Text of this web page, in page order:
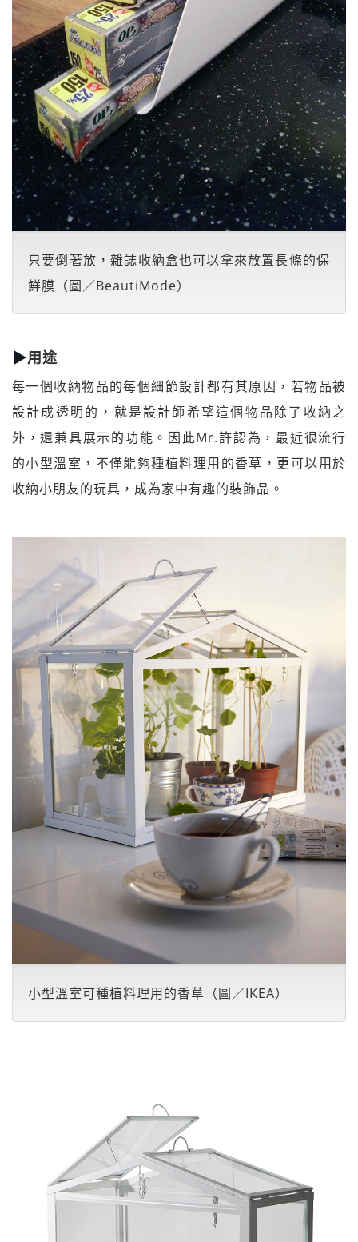
只要倒著放，雜誌收納盒也可以拿來放置長條的保
鮮膜（圖／BeautiMode）
▶用途
每一個收納物品的每個細節設計都有其原因，若物品被
設計成透明的，就是設計師希望這個物品除了收納之
外，還兼具展示的功能。因此Mr.許認為，最近很流行
的小型溫室，不僅能夠種植料理用的香草，更可以用於
收納小朋友的玩具，成為家中有趣的裝飾品。
小型溫室可種植料理用的香草（圖／IKEA）